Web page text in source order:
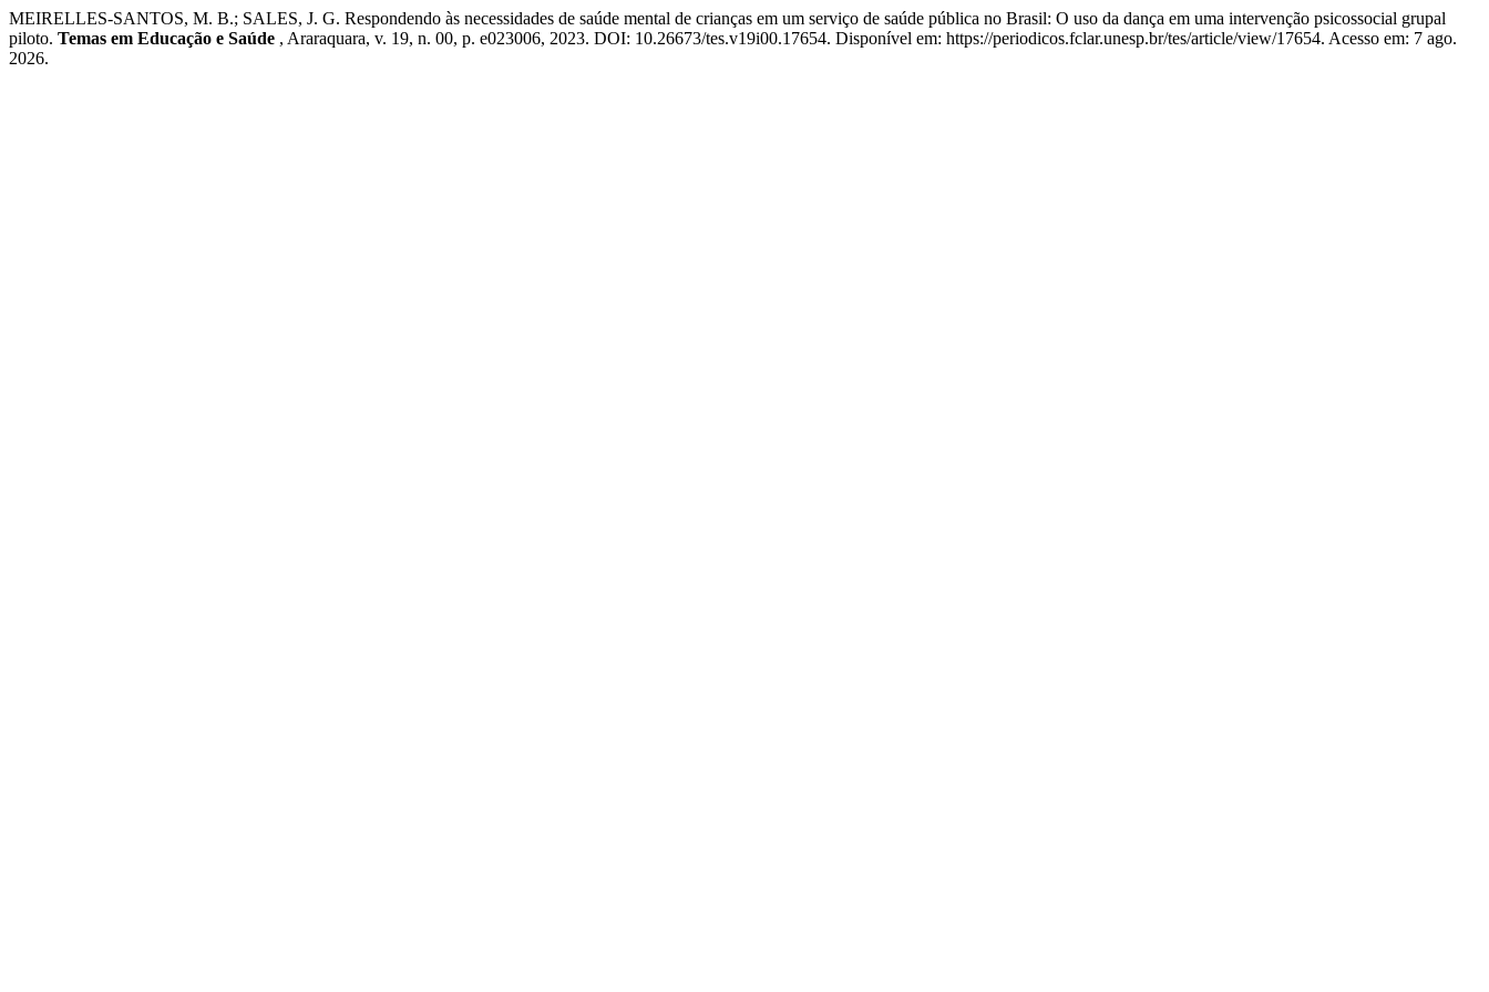
MEIRELLES-SANTOS, M. B.; SALES, J. G. Respondendo às necessidades de saúde mental de crianças em um serviço de saúde pública no Brasil: O uso da dança em uma intervenção psicossocial grupal
piloto. Temas em Educação e Saúde , Araraquara, v. 19, n. 00, p. e023006, 2023. DOI: 10.26673/tes.v19i00.17654. Disponível em: https://periodicos.fclar.unesp.br/tes/article/view/17654. Acesso em: 7 ago.
2026.